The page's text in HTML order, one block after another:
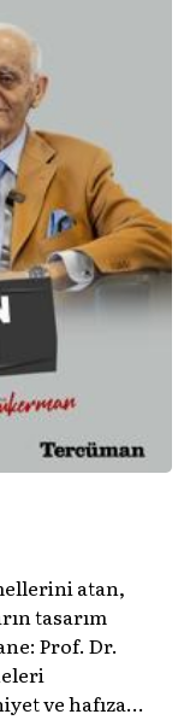
atan,
tasarım
Prof. Dr.
ve hafıza